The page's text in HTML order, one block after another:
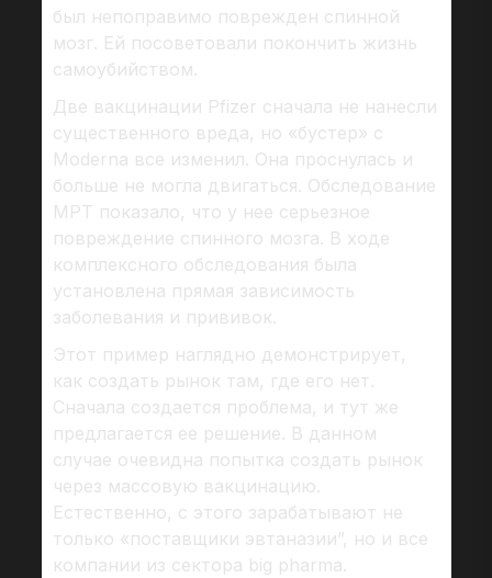
был непоправимо поврежден спинной
мозг. Ей посоветовали покончить жизнь
самоубийством.
Две вакцинации Pfizer сначала не нанесли
существенного вреда, но «бустер» с
Moderna все изменил. Она проснулась и
больше не могла двигаться. Обследование
МРТ показало, что у нее серьезное
повреждение спинного мозга. В ходе
комплексного обследования была
установлена прямая зависимость
заболевания и прививок.
Этот пример наглядно демонстрирует,
как создать рынок там, где его нет.
Сначала создается проблема, и тут же
предлагается ее решение. В данном
случае очевидна попытка создать рынок
через массовую вакцинацию.
Естественно, с этого зарабатывают не
только «поставщики эвтаназии”, но и все
компании из сектора big pharma.